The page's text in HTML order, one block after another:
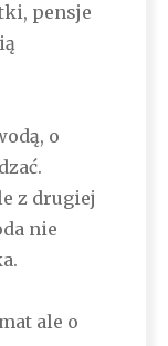
pensje
o
z drugiej
nie
ale o